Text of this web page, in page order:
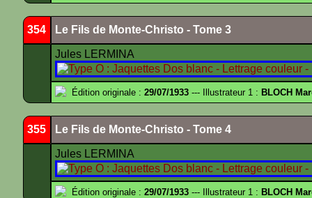
354 Le Fils de Monte-Christo - Tome 3
Jules LERMINA
Édition originale : 29/07/1933 --- Illustrateur 1 : BLOCH
355 Le Fils de Monte-Christo - Tome 4
Jules LERMINA
Édition originale : 29/07/1933 --- Illustrateur 1 : BLOCH